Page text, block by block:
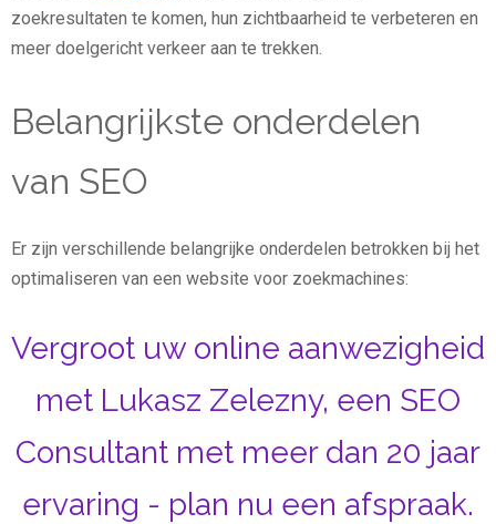
zoekresultaten te komen, hun zichtbaarheid te verbeteren en
meer doelgericht verkeer aan te trekken.
Belangrijkste onderdelen
van SEO
Er zijn verschillende belangrijke onderdelen betrokken bij het
optimaliseren van een website voor zoekmachines:
Vergroot uw online aanwezigheid
met Lukasz Zelezny, een SEO
Consultant met meer dan 20 jaar
ervaring - plan nu een afspraak.